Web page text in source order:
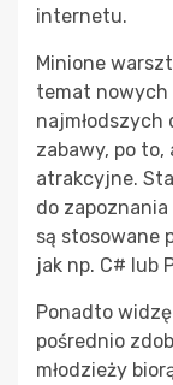
internetu.
Minione
temat nowych
najmłodszych
zabawy, po to,
atrakcyjne.
do
są stosowane
jak np. C# lub
Ponadto
pośrednio
młodzieży